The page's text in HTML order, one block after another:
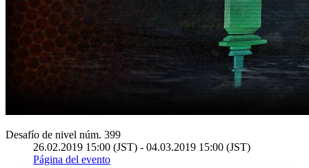
Desafío de nivel núm. 399
26.02.2019 15:00 (JST) - 04.03.2019 15:00 (JST)
Página del evento